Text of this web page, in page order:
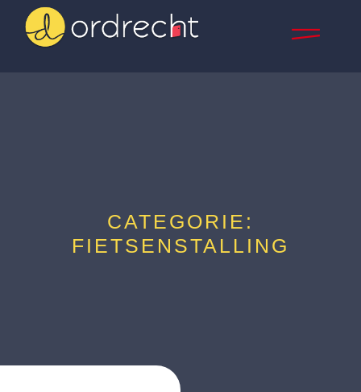
CATEGORIE:
FIETSENSTALLING